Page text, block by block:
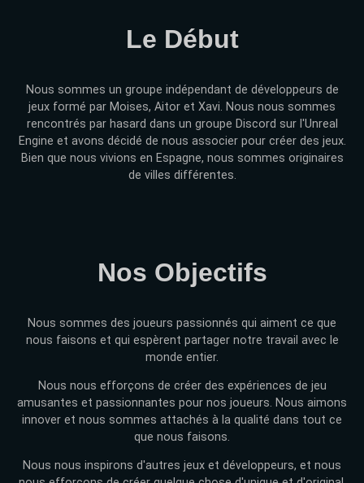
Le Début
Nous sommes un groupe indépendant de développeurs de
jeux formé par Moises, Aitor et Xavi. Nous nous sommes
rencontrés par hasard dans un groupe Discord sur l'Unreal
Engine et avons décidé de nous associer pour créer des jeux.
Bien que nous vivions en Espagne, nous sommes originaires
de villes différentes.
Nos Objectifs
Nous sommes des joueurs passionnés qui aiment ce que
nous faisons et qui espèrent partager notre travail avec le
monde entier.
Nous nous efforçons de créer des expériences de jeu
amusantes et passionnantes pour nos joueurs. Nous aimons
innover et nous sommes attachés à la qualité dans tout ce
que nous faisons.
Nous nous inspirons d'autres jeux et développeurs, et nous